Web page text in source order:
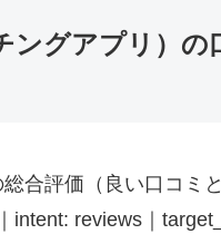
グアプリ）の
総合評価（良い口コ
intent: reviews｜